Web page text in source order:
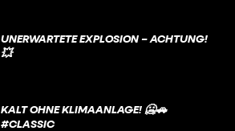
UNERWARTETE EXPLOSION – ACHTUNG!
💥
KALT OHNE KLIMAANLAGE! 🥶🚗
#CLASSIC